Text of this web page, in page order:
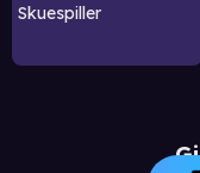
Skuespiller